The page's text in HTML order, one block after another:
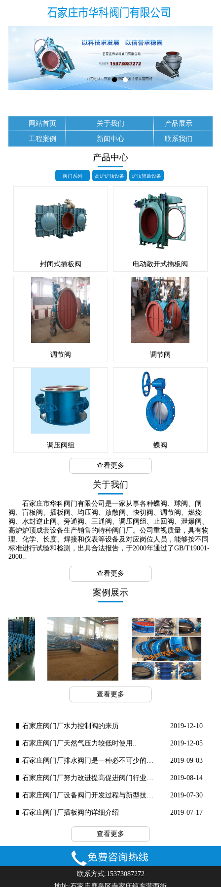
网站首页 关于我们 产品展示
工程案例 新闻中心 联系我们
产品中心
阀门系列 高炉炉顶设备 炉顶辅助设备
封闭式插板阀 电动敞开式插板阀
调节阀 调节阀
调压阀组 蝶阀
查看更多
关于我们
石家庄市华科阀门有限公司是一家从事各种蝶阀、球阀、闸
阀、盲板阀、插板阀、均压阀、放散阀、快切阀、调节阀、燃烧
阀、水封逆止阀、旁通阀、三通阀、调压阀组、止回阀、泄爆阀、
高炉炉顶成套设备生产销售的特种阀门厂。公司重视质量，具有物
理、化学、长度、焊接和仪表等设备及对应岗位人员，能够按不同
标准进行试验和检测，出具合法报告，于2000年通过了GB/T19001-
2000..
查看更多
案例展示
查看更多
石家庄阀门厂水力控制阀的来历 2019-12-10
石家庄阀门厂​天然气压力较低时使用.. 2019-12-05
2019-09-03
2019-08-14
2019-07-30
石家庄阀门厂插板阀的详细介绍 2019-07-17
查看更多
联系方式:15373087272